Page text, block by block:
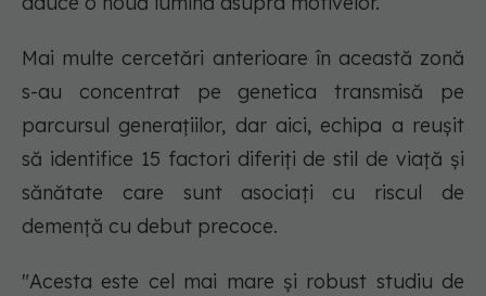
Mai multe cercetări anterioare în această zonă
s-au concentrat pe genetica transmisă pe
parcursul generațiilor, dar aici, echipa a reușit
să identifice 15 factori diferiți de stil de viață și
sănătate care sunt asociați cu riscul de
demență cu debut precoce.
"Acesta este cel mai mare și robust studiu de